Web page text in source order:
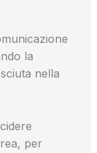
la
nella
per